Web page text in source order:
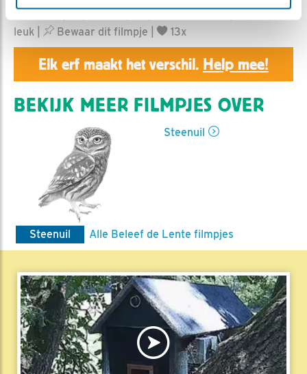
leuk
Bewaar dit filmpje 13x
Elk erf maakt het verschil. Help mee!
BEKIJK MEER FILMPJES OVER
Steenuil
Steenuil Alle Beleef de Lente filmpjes